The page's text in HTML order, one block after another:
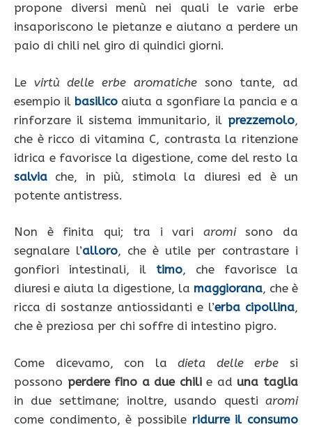
propone diversi menù nei quali le varie erbe
insaporiscono le pietanze e aiutano a perdere un
paio di chili nel giro di quindici giorni.
Le virtù delle erbe aromatichesono tante, ad
esempio il basilico aiuta a sgonfiare la pancia e a
rinforzare il sistema immunitario, il prezzemolo,
che è ricco di vitamina C, contrasta la ritenzione
idrica e favorisce la digestione, come del resto la
salvia che, in più, stimola la diuresi ed è un
potente antistress.
Non è finita qui; tra i vari aromisono da
segnalare l’alloro, che è utile per contrastare i
gonfiori intestinali, il timo, che favorisce la
diuresi e aiuta la digestione, la maggiorana, che è
ricca di sostanze antiossidanti e l’erba cipollina,
che è preziosa per chi soffre di intestino pigro.
Come dicevamo, con ladieta delle erbe si
possono perdere fino a due chilie ad una taglia
in due settimane; inoltre, usando questi aromi
come condimento, è possibile ridurre il consumo